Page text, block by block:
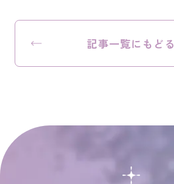
記事一覧にもどる